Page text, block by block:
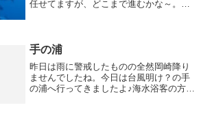
任せてますが、どこまで進むかな～。案
月の無念を晴らすべく挑ん...
手の浦
昨日は雨に警戒したものの全然岡崎降り
ませんでしたね。今日は台風明け？の手
の浦へ行ってきましたよ♪海水浴客の方た